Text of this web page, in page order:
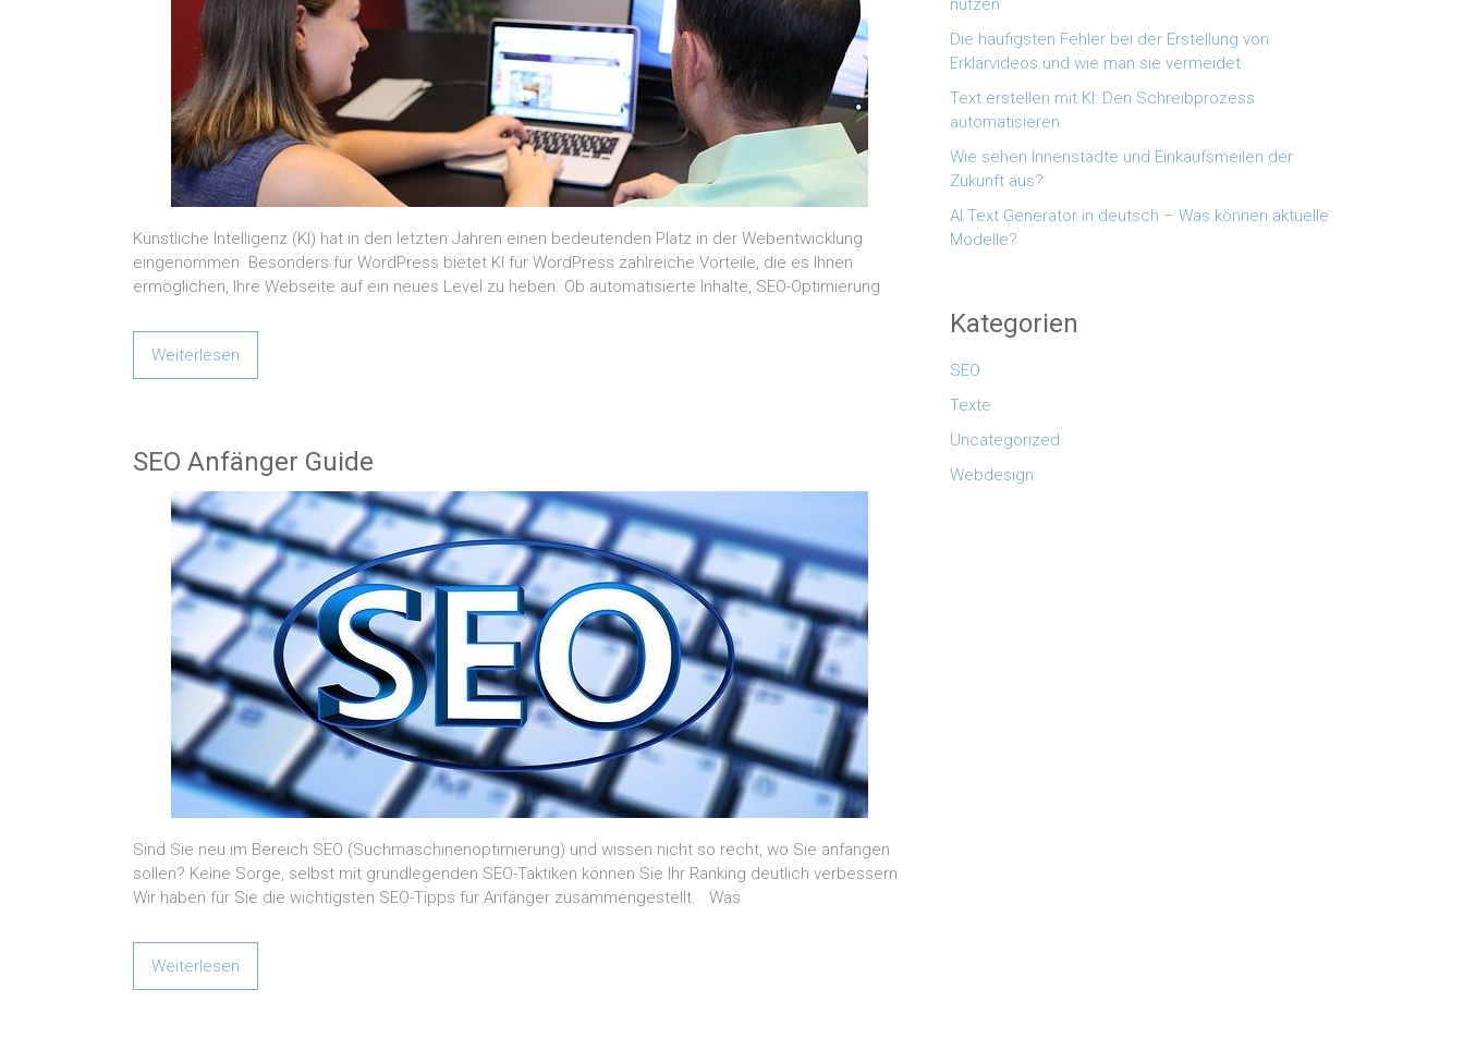
Künstliche Intelligenz (KI) hat in den letzten Jahren einen bedeutenden Platz in der Webentwicklung
eingenommen. Besonders für WordPress bietet KI für WordPress zahlreiche Vorteile, die es Ihnen
ermöglichen, Ihre Webseite auf ein neues Level zu heben. Ob automatisierte Inhalte, SEO-Optimierung
Weiterlesen
SEO Anfänger Guide
Sind Sie neu im Bereich SEO (Suchmaschinenoptimierung) und wissen nicht so recht, wo Sie anfangen
sollen? Keine Sorge, selbst mit grundlegenden SEO-Taktiken können Sie Ihr Ranking deutlich verbessern.
Wir haben für Sie die wichtigsten SEO-Tipps für Anfänger zusammengestellt. Was
Weiterlesen
nutzen
Die häufigsten Fehler bei der Erstellung von
Erklärvideos und wie man sie vermeidet
Text erstellen mit KI: Den Schreibprozess
automatisieren
Wie sehen Innenstädte und Einkaufsmeilen der
Zukunft aus?
AI Text Generator in deutsch – Was können aktuelle
Modelle?
Kategorien
SEO
Texte
Uncategorized
Webdesign